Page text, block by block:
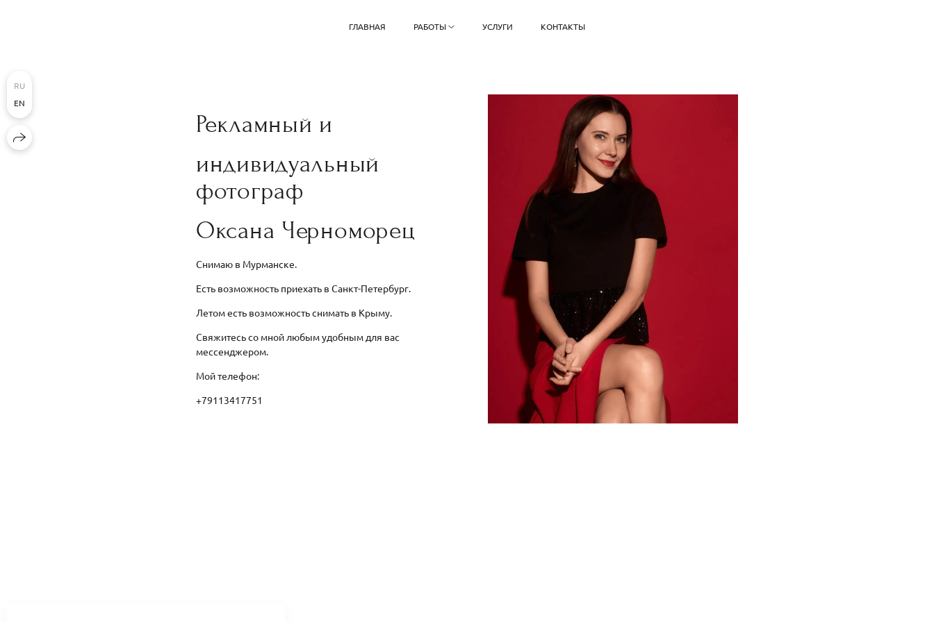
ГЛАВНАЯ РАБОТЫ УСЛУГИ КОНТАКТЫ
Рекламный и
индивидуальный
фотограф
Оксана Черноморец
Снимаю в Мурманске.
Есть возможность приехать в Санкт-Петербург.
Летом есть возможность снимать в Крыму.
Свяжитесь со мной любым удобным для вас
мессенджером.
Мой телефон:
+79113417751
RU
EN